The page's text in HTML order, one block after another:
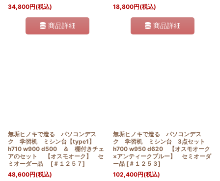
34,800円(税込)
商品詳細
18,800円(税込)
商品詳細
無垢ヒノキで造る パソコンデス
ク 学習机 ミシン台【type1】
h710 w900 d500 ＆ 棚付きチェ
アのセット 【オスモオーク】 セ
ミオーダー品
[ ＃１２５７]
48,600円(税込)
無垢ヒノキで造る パソコンデス
ク 学習机 ミシン台 3点セット
h700 w950 d620 【オスモオーク
×アンティークブルー】 セミオーダ
ー品 [ ＃１２５３]
102,400円(税込)